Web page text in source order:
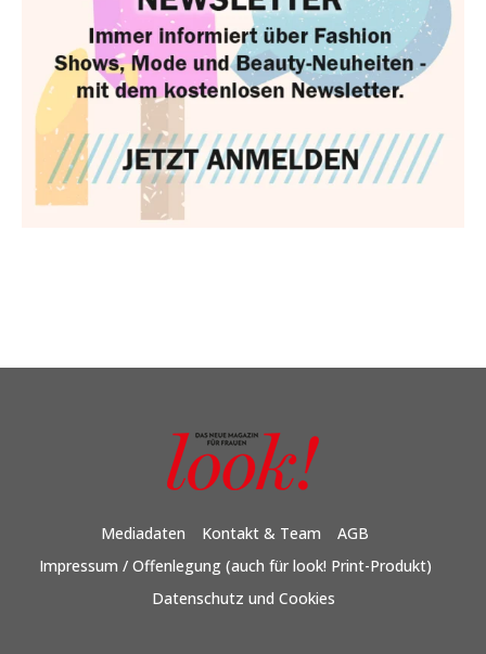
Mediadaten Kontakt & Team
AGB
Impressum / Offenlegung (auch für look! Print-Produkt)
Datenschutz und Cookies